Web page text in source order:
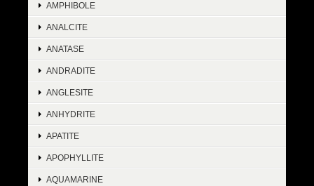
AMPHIBOLE
ANALCITE
ANATASE
ANDRADITE
ANGLESITE
ANHYDRITE
APATITE
APOPHYLLITE
AQUAMARINE